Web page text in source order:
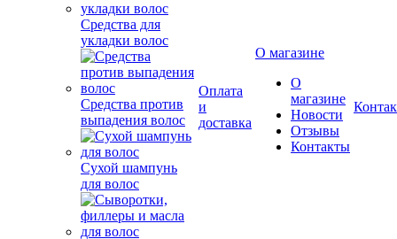
Средства для
укладки волос
Средства против
выпадения волос
Сухой шампунь
для волос
Оплата
и
доставка
О магазине
О
магазине
Новости
Отзывы
Контакты